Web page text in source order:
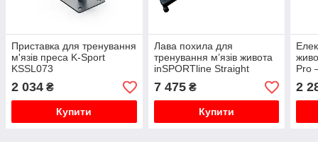
Приставка для тренування
м'язів преса K-Sport
KSSL073
2 034 ₴
Купити
Лава похила для
тренування м’язів живота
inSPORTline Straight
7 475₴
Купити
Pro
2